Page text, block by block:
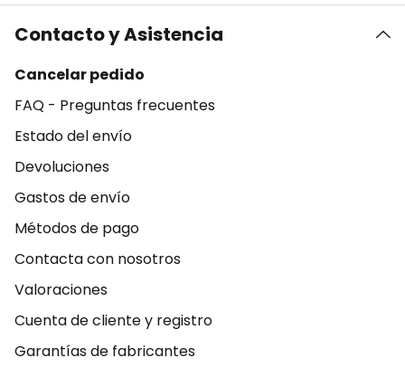
Contacto y Asistencia
Cancelar pedido
FAQ - Preguntas frecuentes
Estado del envío
Devoluciones
Gastos de envío
Métodos de pago
Contacta con nosotros
Valoraciones
Cuenta de cliente y registro
Garantías de fabricantes